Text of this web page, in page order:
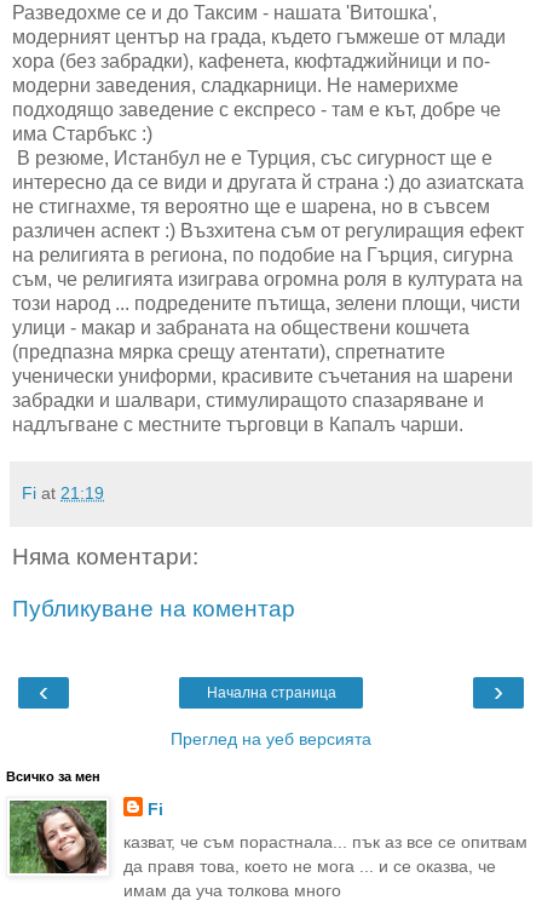
Разведохме се и до Таксим - нашата 'Витошка',
модерният център на града, където гъмжеше от млади
хора (без забрадки), кафенета, кюфтаджийници и по-
модерни заведения, сладкарници. Не намерихме
подходящо заведение с експресо - там е кът, добре че
има Старбъкс :)
В резюме, Истанбул не е Турция, със сигурност ще е
интересно да се види и другата й страна :) до азиатската
не стигнахме, тя вероятно ще е шарена, но в съвсем
различен аспект :) Възхитена съм от регулиращия ефект
на религията в региона, по подобие на Гърция, сигурна
съм, че религията изиграва огромна роля в културата на
този народ ... подредените пътища, зелени площи, чисти
улици - макар и забраната на обществени кошчета
(предпазна мярка срещу атентати), спретнатите
ученически униформи, красивите съчетания на шарени
забрадки и шалвари, стимулиращото спазаряване и
надлъгване с местните търговци в Капалъ чарши.
Fi at 21:19
Няма коментари:
Публикуване на коментар
‹ ›
Начална страница
Преглед на уеб версията
Всичко за мен
Fi
казват, че съм порастнала... пък аз все се опитвам
да правя това, което не мога ... и се оказва, че
имам да уча толкова много